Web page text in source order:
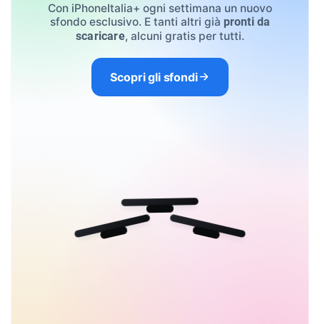
Con iPhoneItalia+ ogni settimana un nuovo
sfondo esclusivo. E tanti altri già pronti da
scaricare, alcuni gratis per tutti.
Scopri gli sfondi